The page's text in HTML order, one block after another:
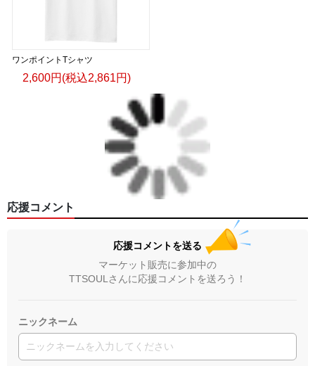
ワンポイントTシャツ
2,600円(税込2,861円)
応援コメント
応援コメントを送る
マーケット販売に参加中の
TTSOULさんに応援コメントを送ろう！
ニックネーム